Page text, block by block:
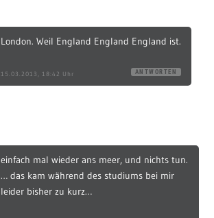
London. Weil England England England ist.
15.03.2013, 18:42 Uhr ANTWORTEN
einfach mal wieder ans meer, und nichts tun.
… das kam während des studiums bei mir
leider bisher zu kurz…